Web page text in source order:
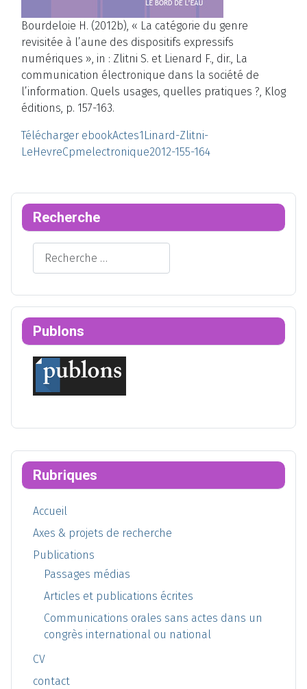
Rubriques
Accueil
Axes & projets de recherche
Publications
Passages médias
Articles et publications écrites
Communications orales sans actes dans un
congrès international ou national
CV
contact
Bourdeloie H. (2012b), « La catégorie du genre
revisitée à l’aune des dispositifs expressifs
numériques », in : Zlitni S. et Lienard F., dir., La
communication électronique dans la société de
l’information. Quels usages, quelles pratiques ?, Klog
éditions, p. 157-163.
Télécharger ebookActes1Linard-Zlitni-
LeHevreCpmelectronique2012-155-164
Recherche
Rechercher
Publons